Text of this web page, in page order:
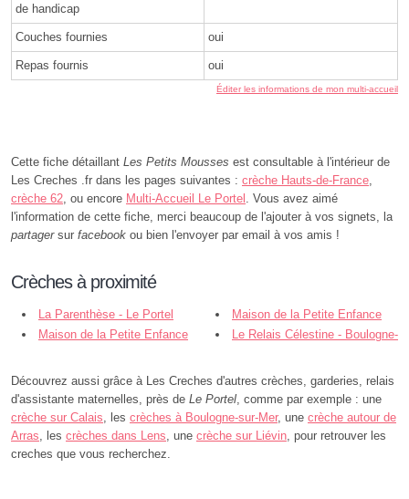
de handicap
Couches fournies oui
Repas fournis oui
Éditer les informations de mon multi-accueil
Cette fiche détaillant Les Petits Mousses est consultable à l'intérieur de
Les Creches .fr dans les pages suivantes : crèche Hauts-de-France
crèche 62 , ou encore Multi-Accueil Le Portel . Vous avez aimé
l'information de cette fiche, merci beaucoup de l'ajouter à vos signets, la
partagersur facebook ou bien l'envoyer par email à vos amis !
Crèches à proximité
La Parenthèse - Le Portel
Maison de la Petite Enfance
Simone Veil - Le Portel
Maison de la Petite Enfance
Le Relais Célestine - Boulogne-
Découvrez aussi grâce à Les Creches d'autres crèches, garderies, relais
d'assistante maternelles, près de Le Portel , comme par exemple : une
crèche sur Calais , les crèches à Boulogne-sur-Mer, une crèche autour de
Arras , les crèches dans Lens , une crèche sur Liévin , pour retrouver les
creches que vous recherchez.